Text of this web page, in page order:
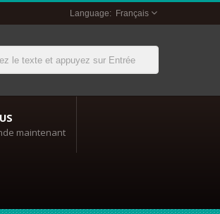
Français
maintenant